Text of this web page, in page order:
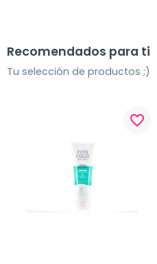
Recomendados para ti
Tu selección de productos ;)
favorite_border